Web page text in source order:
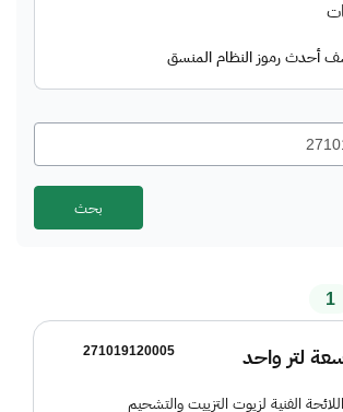
أحدث رموز النظام المنسق
1
271019120005
اللائحة الفنية لزيوت التزييت والتشحيم